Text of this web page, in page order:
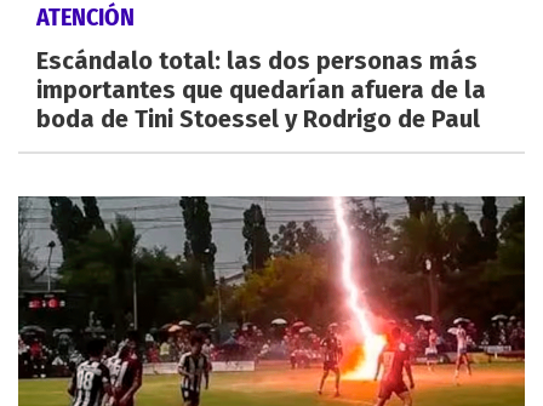
ATENCIÓN
Escándalo total: las dos personas más
importantes que quedarían afuera de la
boda de Tini Stoessel y Rodrigo de Paul